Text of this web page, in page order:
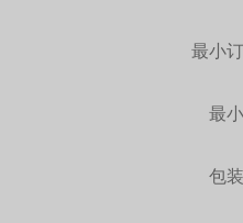
最小
最
包